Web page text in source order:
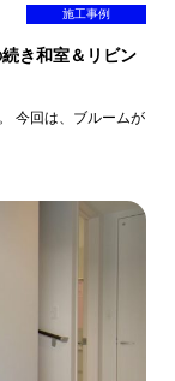
施工事例
き和室＆リビン
今回は、ブルームが